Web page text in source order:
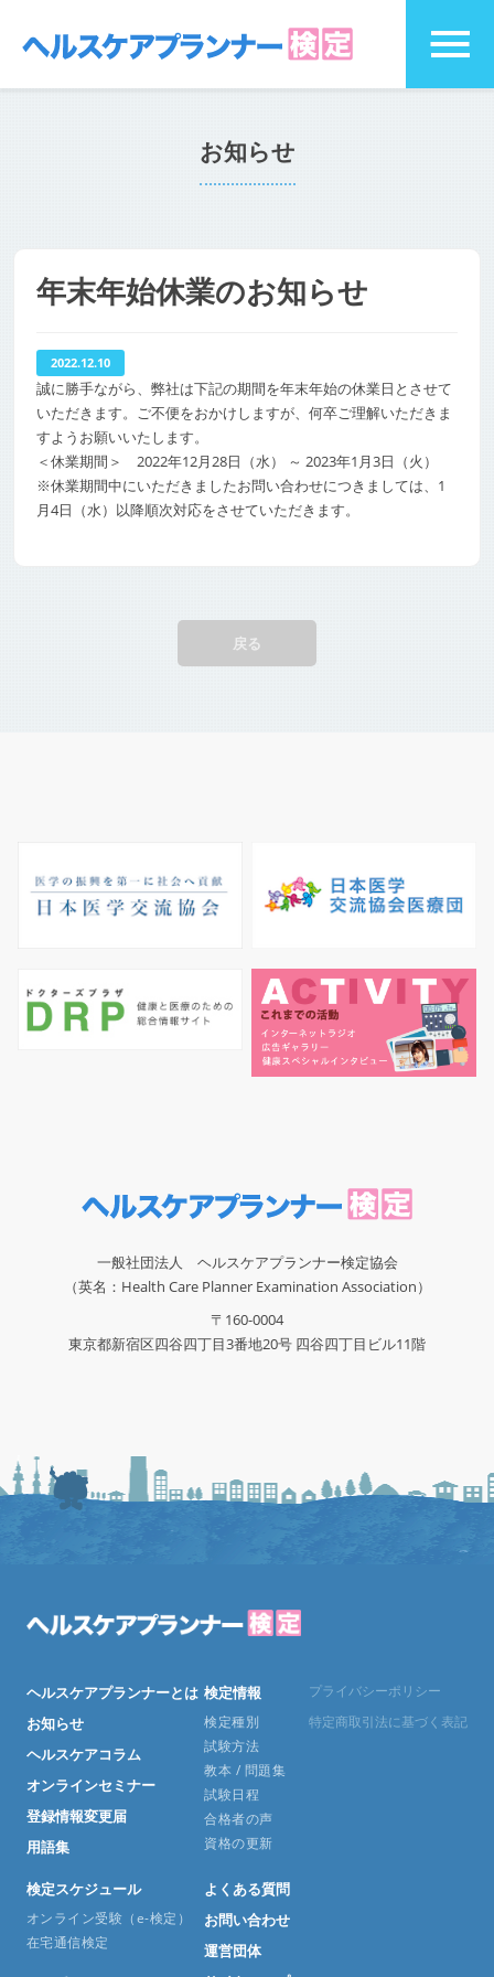
お知らせ
年末年始休業のお知らせ
2022.12.10
誠に勝手ながら、弊社は下記の期間を年末年始の休業日とさせて
いただきます。ご不便をおかけしますが、何卒ご理解いただきま
すようお願いいたします。
＜休業期間＞ 2022年12月28日（水） ～ 2023年1月3日（火）
※休業期間中にいただきましたお問い合わせにつきましては、1
月4日（水）以降順次対応をさせていただきます。
戻る
一般社団法人 ヘルスケアプランナー検定協会
（英名：Health Care Planner Examination Association）
〒160-0004
東京都新宿区四谷四丁目3番地20号 四谷四丁目ビル11階
ヘルスケアプランナーとは
お知らせ
ヘルスケアコラム
オンラインセミナー
登録情報変更届
用語集
検定情報
検定種別
試験方法
教本 / 問題集
試験日程
合格者の声
資格の更新
検定スケジュール
オンライン受験（e-検定）
在宅通信検定
よくある質問
お問い合わせ
運営団体
プライバシーポリシー
特定商取引法に基づく表記